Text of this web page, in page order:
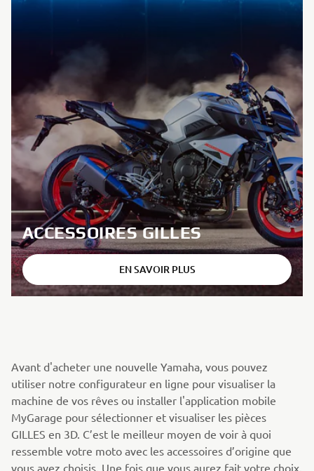
ACCESSOIRES GILLES
EN SAVOIR PLUS
Avant d'acheter une nouvelle Yamaha, vous pouvez
utiliser notre configurateur en ligne pour visualiser la
machine de vos rêves ou installer l'application mobile
MyGarage pour sélectionner et visualiser les pièces
GILLES en 3D. C’est le meilleur moyen de voir à quoi
ressemble votre moto avec les accessoires d’origine que
vous avez choisis. Une fois que vous aurez fait votre choix,